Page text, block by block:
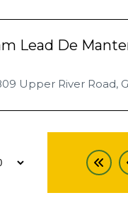
Lead De
Upper River Road,